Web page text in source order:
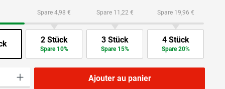
Spare 4,98 €
2 Stück
Spare 10%
Spare 11,22 €
3 Stück
Spare 15%
Spare 19,96 €
4 Stück
Spare 20%
Ajouter au panier